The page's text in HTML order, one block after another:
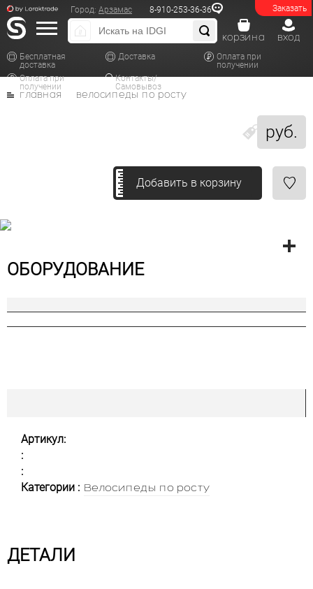
Заказать
Город: Арзамас 8-910-253-36-36
Бесплатная
доставка
Доставка
Оплата при
получении
Оплата при
получении
Контакты/
Самовывоз
вход
корзина
руб.
главная велосипеды по росту
Добавить в корзину
ОБОРУДОВАНИЕ
Артикул:
:
:
Категории : Велосипеды по росту
ДЕТАЛИ